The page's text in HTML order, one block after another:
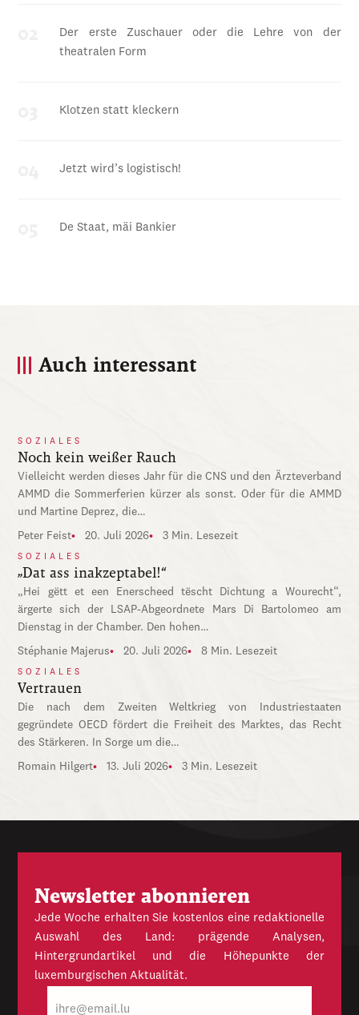
Der erste Zuschauer oder die Lehre von der
theatralen Form
Klotzen statt kleckern
Jetzt wird’s logistisch!
De Staat, mäi Bankier
Auch interessant
SOZIALES
Noch kein weißer Rauch
Vielleicht werden dieses Jahr für die CNS und den Ärzteverband
AMMD die Sommerferien kürzer als sonst. Oder für die AMMD
und Martine Deprez, die…
Peter Feist 20. Juli 2026 3 Min. Lesezeit
SOZIALES
„Dat ass inakzeptabel!“
„Hei gëtt et een Enerscheed tëscht Dichtung a Wourecht“,
ärgerte sich der LSAP-Abgeordnete Mars Di Bartolomeo am
Dienstag in der Chamber. Den hohen…
Stéphanie Majerus 20. Juli 2026 8 Min. Lesezeit
SOZIALES
Vertrauen
Die nach dem Zweiten Weltkrieg von Industriestaaten
gegründete OECD fördert die Freiheit des Marktes, das Recht
des Stärkeren. In Sorge um die…
Romain Hilgert 13. Juli 2026 3 Min. Lesezeit
Newsletter abonnieren
Jede Woche erhalten Sie kostenlos eine redaktionelle
Auswahl des Land: prägende Analysen,
Hintergrundartikel und die Höhepunkte der
luxemburgischen Aktualität.